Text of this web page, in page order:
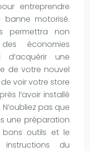
entreprendre
banne motorisé.
permettra non
économies
d’acquérir une
de votre nouvel
voir votre store
l’avoir installé
pas que
une préparation
bons outils et le
du